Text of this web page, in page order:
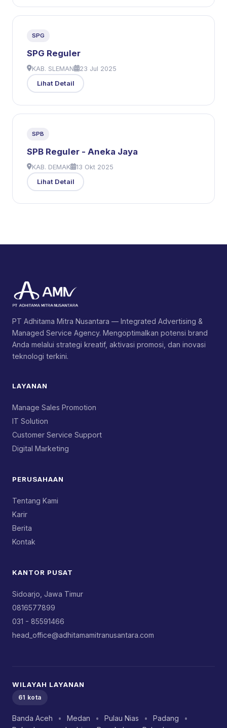
SPG
SPG Reguler
KAB. SLEMAN 23 Jul 2025
Lihat Detail
SPB
SPB Reguler - Aneka Jaya
KAB. DEMAK 13 Okt 2025
Lihat Detail
PT Adhitama Mitra Nusantara — Integrated Advertising &
Managed Service Agency. Mengoptimalkan potensi brand
Anda melalui strategi kreatif, aktivasi promosi, dan inovasi
teknologi terkini.
LAYANAN
Manage Sales Promotion
IT Solution
Customer Service Support
Digital Marketing
PERUSAHAAN
Tentang Kami
Karir
Berita
Kontak
KANTOR PUSAT
Sidoarjo, Jawa Timur
0816577899
031 - 85591466
head_office@adhitamamitranusantara.com
WILAYAH LAYANAN
61 kota
Banda Aceh • Medan • Pulau Nias • Padang
•